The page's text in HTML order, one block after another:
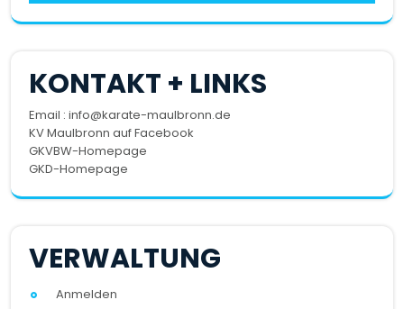
KONTAKT + LINKS
Email : info@karate-maulbronn.de
KV Maulbronn auf Facebook
GKVBW-Homepage
GKD-Homepage
VERWALTUNG
Anmelden